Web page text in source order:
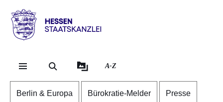
Hessen
Staatskanzlei
A-Z
Berlin & Europa Bürokratie-Melder Presse